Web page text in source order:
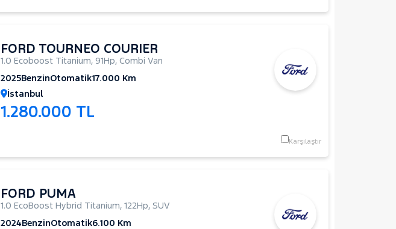
FORD TOURNEO COURIER
1.0 Ecoboost Titanium, 91Hp, Combi Van
2025BenzinOtomatik17.000 Km
İstanbul
1.280.000 TL
Karşılaştır
FORD PUMA
1.0 EcoBoost Hybrid Titanium, 122Hp, SUV
2024BenzinOtomatik6.100 Km